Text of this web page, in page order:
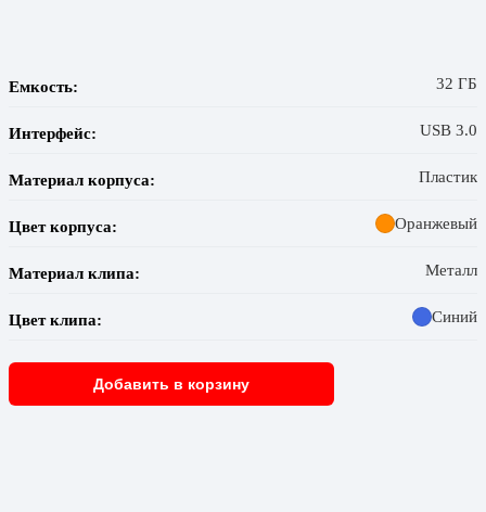
Емкость: 32 ГБ
Интерфейс: USB 3.0
Материал корпуса: Пластик
Цвет корпуса: Оранжевый
Материал клипа: Металл
Цвет клипа: Синий
Добавить в корзину